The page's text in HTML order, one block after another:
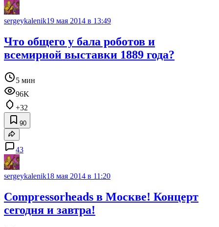
sergeykalenik19 мая 2014 в 13:49
Что общего у бала роботов и
всемирной выставки 1889 года?
5 мин
96K
+32
90
43
sergeykalenik18 мая 2014 в 11:20
Compressorheads в Москве! Концерт
сегодня и завтра!